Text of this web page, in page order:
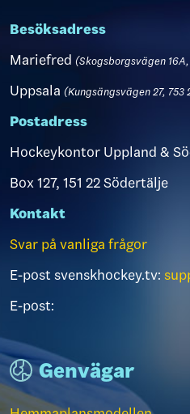
Besöksadress
Mariefred (Skogsborgsvägen
Uppsala (Kungsängsvägen 27, 753
Postadress
Hockeykontor Uppland &
Box 127, 151 22 Södertälje
Kontakt
Svar på vanliga frågor
E-post svenskhockey.tv:
E-post:
Genvägar